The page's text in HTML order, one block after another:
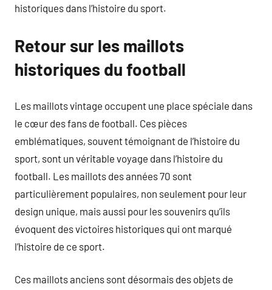
historiques dans l’histoire du sport.
Retour sur les maillots
historiques du football
Les maillots vintage occupent une place spéciale dans
le cœur des fans de football. Ces pièces
emblématiques, souvent témoignant de l’histoire du
sport, sont un véritable voyage dans l’histoire du
football. Les maillots des années 70 sont
particulièrement populaires, non seulement pour leur
design unique, mais aussi pour les souvenirs qu’ils
évoquent des victoires historiques qui ont marqué
l’histoire de ce sport.
Ces maillots anciens sont désormais des objets de